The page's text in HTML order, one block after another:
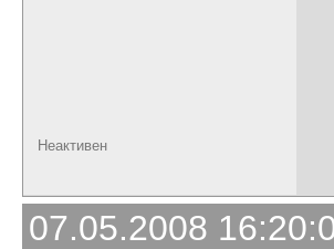
Неактивен
07.05.2008